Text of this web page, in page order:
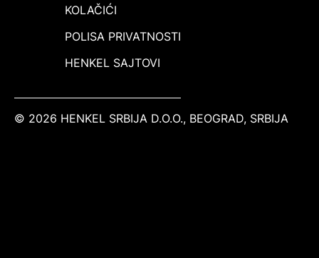
KOLAČIĆI
POLISA PRIVATNOSTI
HENKEL SAJTOVI
© 2026 HENKEL SRBIJA D.O.O., BEOGRAD, SRBIJA